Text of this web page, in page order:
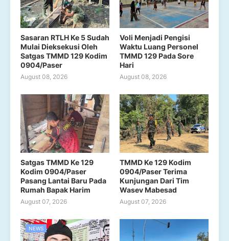
Sasaran RTLH Ke 5 Sudah
Mulai Dieksekusi Oleh
Satgas TMMD 129 Kodim
0904/Paser
August 08, 2026
Voli Menjadi Pengisi
Waktu Luang Personel
TMMD 129 Pada Sore
Hari
August 08, 2026
Satgas TMMD Ke 129
Kodim 0904/Paser
Pasang Lantai Baru Pada
Rumah Bapak Harim
August 07, 2026
TMMD Ke 129 Kodim
0904/Paser Terima
Kunjungan Dari Tim
Wasev Mabesad
August 07, 2026
NEWS